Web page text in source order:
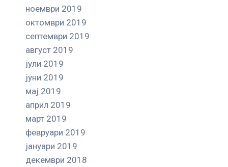
ноември 2019
октомври 2019
септември 2019
август 2019
јули 2019
јуни 2019
мај 2019
април 2019
март 2019
февруари 2019
јануари 2019
декември 2018